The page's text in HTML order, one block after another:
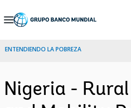
Skip
Navigation
ENTENDIENDO LA POBREZA
Nigeria -